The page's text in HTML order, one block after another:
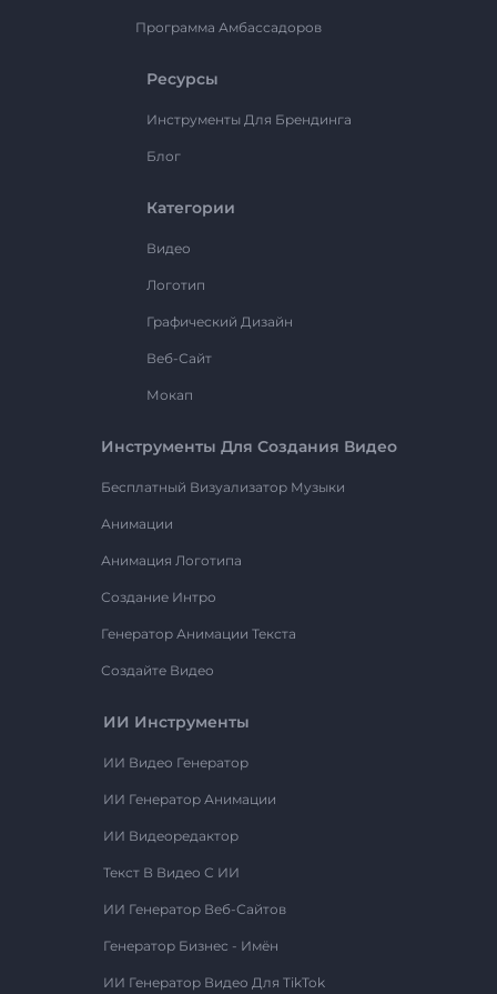
Программа Амбассадоров
Ресурсы
Инструменты Для Брендинга
Блог
Категории
Видео
Логотип
Графический Дизайн
Веб-Сайт
Мокап
Инструменты Для Создания Видео
Бесплатный Визуализатор Музыки
Анимации
Анимация Логотипа
Создание Интро
Генератор Анимации Текста
Создайте Видео
ИИ Инструменты
ИИ Видео Генератор
ИИ Генератор Анимации
ИИ Видеоредактор
Текст В Видео С ИИ
ИИ Генератор Веб-Сайтов
Генератор Бизнес - Имён
ИИ Генератор Видео Для TikTok